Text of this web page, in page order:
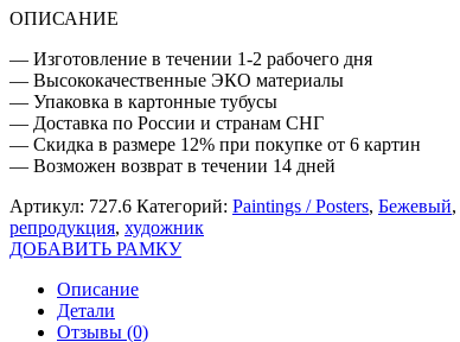
ОПИСАНИЕ
— Изготовление в течении 1-2 рабочего дня
— Высококачественные ЭКО материалы
— Упаковка в картонные тубусы
— Доставка по России и странам СНГ
— Скидка в размере 12% при покупке от 6 картин
— Возможен возврат в течении 14 дней
Артикул: 727.6 Категорий: Paintings / Posters, Бежевый,
репродукция, художник
ДОБАВИТЬ РАМКУ
Описание
Детали
Отзывы (0)